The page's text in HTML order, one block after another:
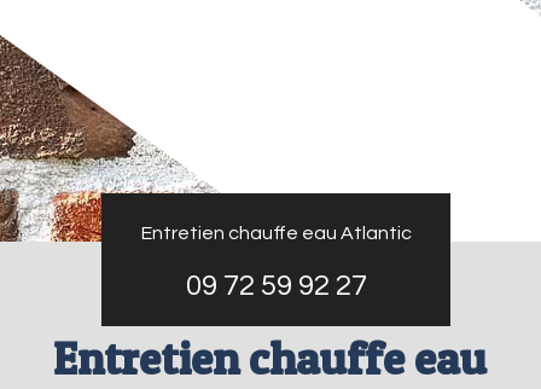
Entretien chauffe eau Atlantic
09 72 59 92 27
Entretien chauffe eau